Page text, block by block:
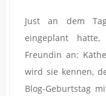
Just an dem
eingeplant
Freundin an:
wird sie kennen,
Blog-Geburtstag